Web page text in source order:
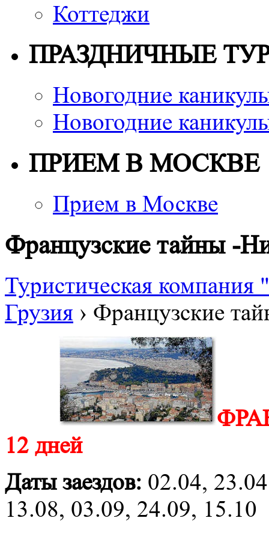
Коттеджи
ПРАЗДНИЧНЫЕ
Новогодние
Новогодние
ПРИЕМ В МОСКВЕ
Прием в Москве
Французские тайны -
Туристическая
Грузия › Французские
12 дней
Даты заездов: 02.04,
13.08, 03.09, 24.09, 15.10